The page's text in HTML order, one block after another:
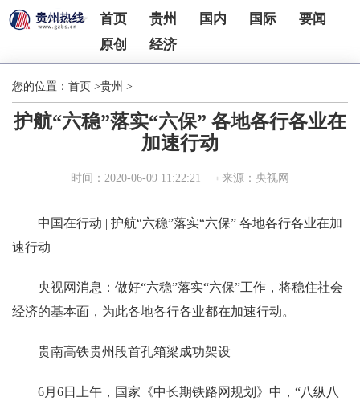
首页 贵州 国内 国际
要闻
原创
经济
您的位置： 首页 >贵州 >
护航“六稳”落实“六保” 各地各行各业在
加速行动
时间：2020-06-09 11:22:21 来源：央视网
中国在行动 | 护航“六稳”落实“六保” 各地各行各业在加
速行动
央视网消息：做好“六稳”落实“六保”工作，将稳住社会
经济的基本面，为此各地各行各业都在加速行动。
贵南高铁贵州段首孔箱梁成功架设
6月6日上午，国家《中长期铁路网规划》中，“八纵八